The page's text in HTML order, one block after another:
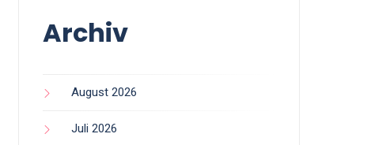
Archiv
August 2026
Juli 2026